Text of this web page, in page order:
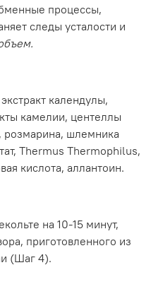
процессы,
следы усталости и
календулы,
камелии, центеллы
розмарина, шлемника
Thermus Thermophilus,
кислота, аллантоин.
на 10-15 минут,
приготовленного из
(Шаг 4).